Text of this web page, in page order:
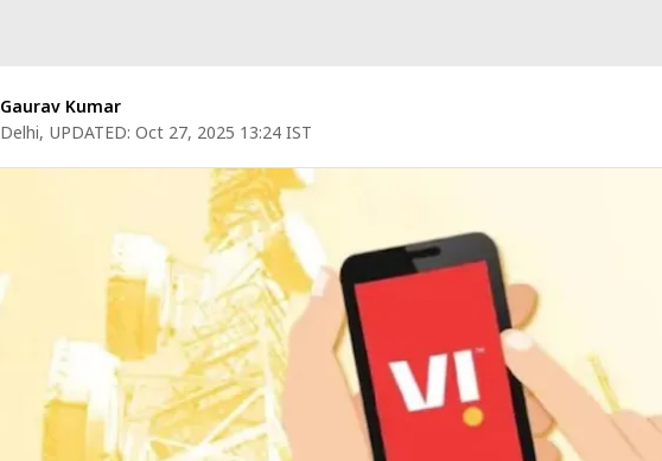
Gaurav Kumar
Delhi, UPDATED: Oct 27, 2025 13:24 IST